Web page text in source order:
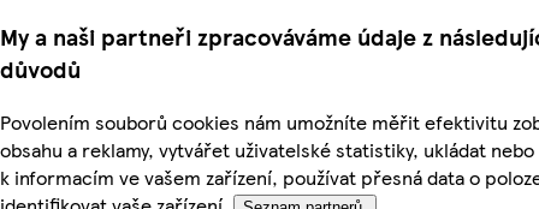
My a naši partneři zpracováváme údaje z
důvodů
Povolením souborů cookies nám umožníte měřit efektivitu
obsahu a reklamy, vytvářet uživatelské statistiky, ukládat
k informacím ve vašem zařízení, používat přesná data o